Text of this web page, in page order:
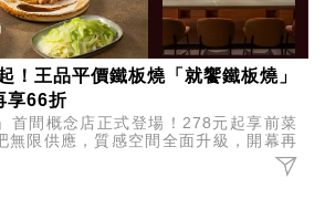
！王品平價鐵板燒「就饗鐵板燒」
享66折
首間概念店正式登場！278元起享前菜
無限供應，質感空間全面升級，開幕再
客66折優惠。